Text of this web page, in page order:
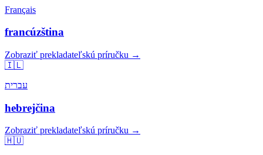
Français
francúzština
Zobraziť prekladateľskú príručku →
🇮🇱
עברית
hebrejčina
Zobraziť prekladateľskú príručku →
🇭🇺